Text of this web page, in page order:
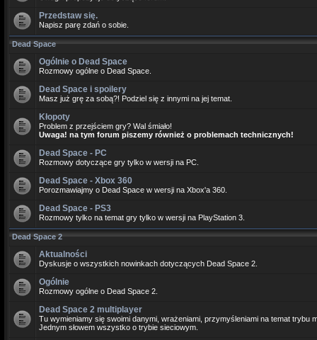
Przedstaw się.
Napisz parę zdań o sobie.
Dead Space
Ogólnie o Dead Space
Rozmowy ogólne o Dead Space.
Dead Space i spoilery
Masz już grę za sobą?! Podziel się z innymi na jej temat.
Kłopoty
Problem z przejściem gry? Wal śmiało!
Uwaga! na tym forum piszemy również o problemach technicznych!
Dead Space - PC
Rozmowy dotyczące gry tylko w wersji na PC.
Dead Space - Xbox 360
Porozmawiajmy o Dead Space w wersji na Xbox'a 360.
Dead Space - PS3
Rozmowy tylko na temat gry tylko w wersji na PlayStation 3.
Dead Space 2
Aktualności
Dyskusje o wszystkich nowinkach dotyczących Dead Space 2.
Ogólnie
Rozmowy ogólne o Dead Space 2.
Dead Space 2 multiplayer
Tu wymieniamy się swoimi danymi, wrażeniami, przymyśleniami na temat trybu
Jednym słowem wszystko o trybie sieciowym.